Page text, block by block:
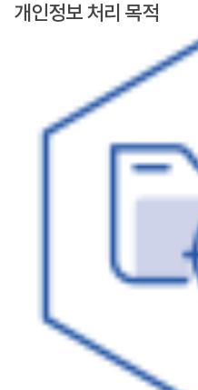
개인정보 처리 목적